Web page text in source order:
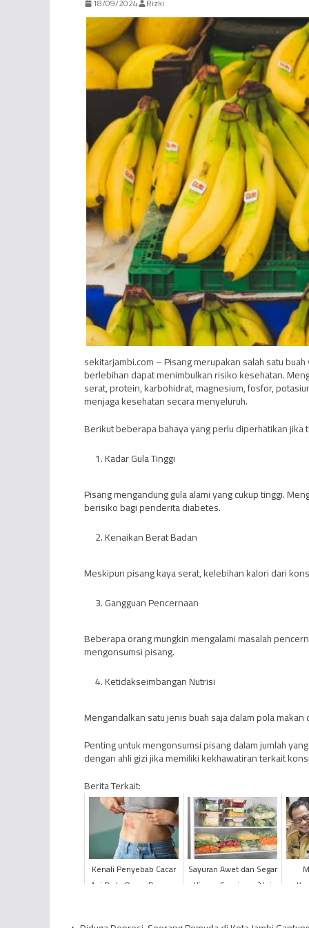
18/09/2024 Rizki
sekitarjambi.com – Pisang merupakan salah satu
berlebihan dapat menimbulkan risiko kesehatan.
serat, protein, karbohidrat, magnesium, fosfor,
menjaga kesehatan secara menyeluruh.
Berikut beberapa bahaya yang perlu diperhatikan
Kadar Gula Tinggi
Pisang mengandung gula alami yang cukup tinggi.
berisiko bagi penderita diabetes.
Kenaikan Berat Badan
Meskipun pisang kaya serat, kelebihan kalori dari
Gangguan Pencernaan
Beberapa orang mungkin mengalami masalah
mengonsumsi pisang.
Ketidakseimbangan Nutrisi
Mengandalkan satu jenis buah saja dalam pola
Penting untuk mengonsumsi pisang dalam jumlah
dengan ahli gizi jika memiliki kekhawatiran terkait
Berita Terkait:
Kenali Penyebab Cacar
Api Pada Orang Dewasa
Sayuran Awet dan Segar
Hingga Seminggu? Ini